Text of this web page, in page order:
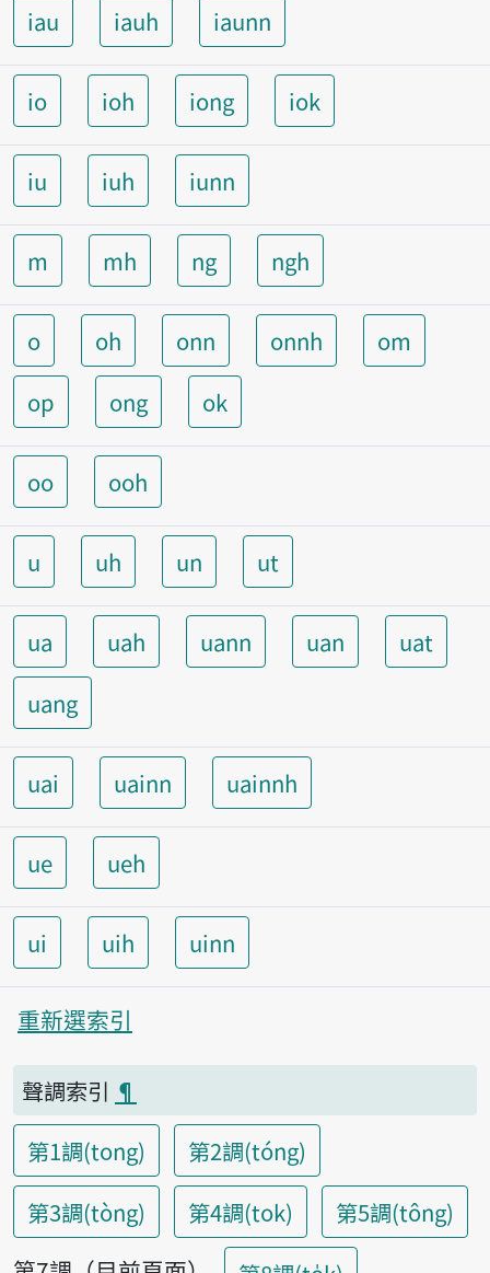
iau iauh iaunn
io ioh iong iok
iu iuh iunn
m mh ng ngh
o oh onn onnh
om
op
ong ok
oo ooh
u uh un ut
ua uah uann uan
uat
uang
uai uainn uainnh
ue ueh
ui uih uinn
重新選索引
聲調索引 ¶
第1調(tong)
第2調(tóng)
第3調(tòng)
第4調(tok)
第5調(tông)